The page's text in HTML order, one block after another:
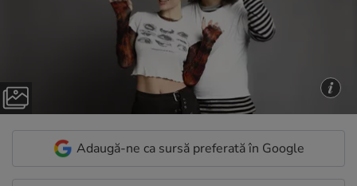
Adaugă-ne ca sursă preferată în Google